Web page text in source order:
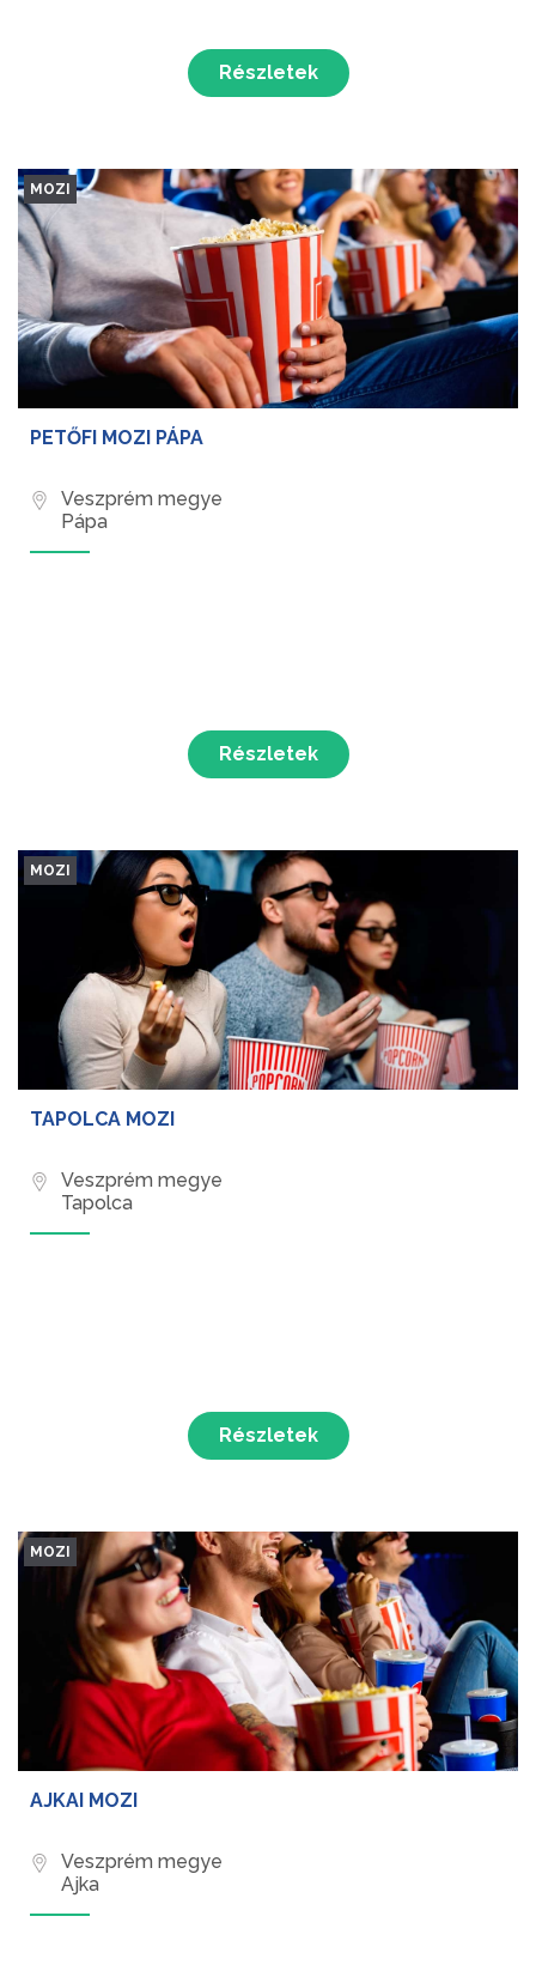
Részletek
MOZI
PETŐFI MOZI PÁPA
Veszprém megye
Pápa
Részletek
MOZI
TAPOLCA MOZI
Veszprém megye
Tapolca
Részletek
MOZI
AJKAI MOZI
Veszprém megye
Ajka